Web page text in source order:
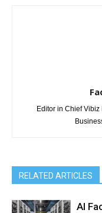
Editor in Chief
RELATED ARTICLES
AI